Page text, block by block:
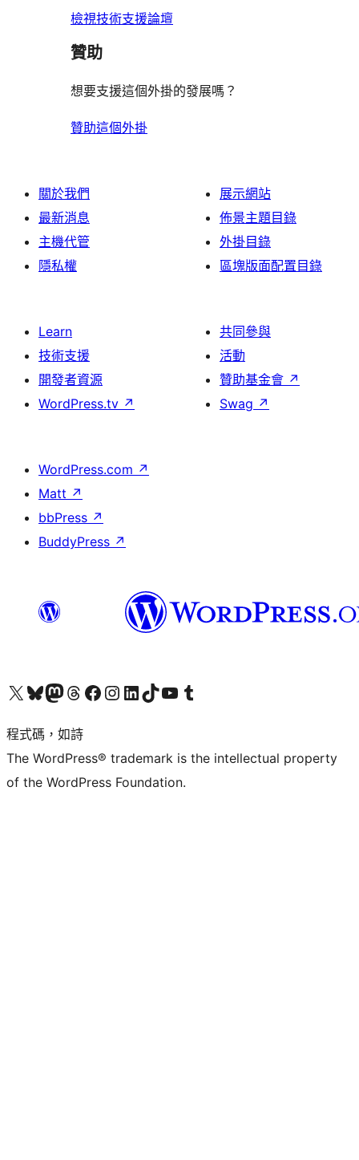
論
評
檢視技術支援論壇
贊助
想要支援這個外掛的發展嗎？
贊助這個外掛
關於我們
最新消息
主機代管
隱私權
展示網站
佈景主題目錄
外掛目錄
區塊版面配置目錄
Learn
技術支援
開發者資源
WordPress.tv ↗
共同參與
活動
贊助基金會 ↗
Swag ↗
WordPress.com ↗
Matt ↗
bbPress ↗
BuddyPress ↗
查看我們的 X (之前的 Twitter) 帳號造訪我們的 Bluesky 帳號造訪我們的 Mastodon 帳號造訪我們的 Threads 帳號 造訪我們的 Facebook 粉絲專頁Visit our Instagram account
Visit our LinkedIn account
造訪我們的 TikTok 帳號Visit our YouTube channel
造訪我們的 Tumblr 帳號
程式碼，如詩
The WordPress® trademark is the intellectual property
of the WordPress Foundation.